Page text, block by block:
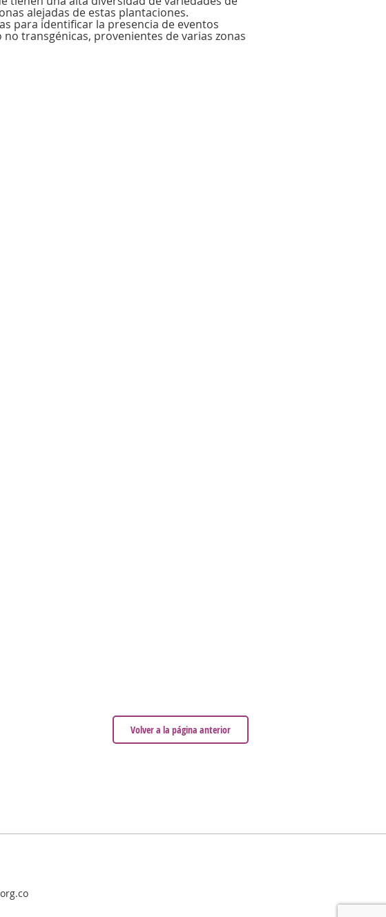
alejadas de estas plantaciones.
para identificar la presencia de eventos
transgénicas, provenientes de varias zonas
Volver a la página anterior